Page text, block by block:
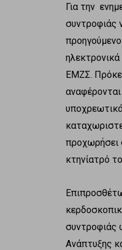
Για την
συντροφιάς
ΕΜΖΣ.
προχωρήσει
κτηνίατρό
συντροφιάς
Ανάπτυξης